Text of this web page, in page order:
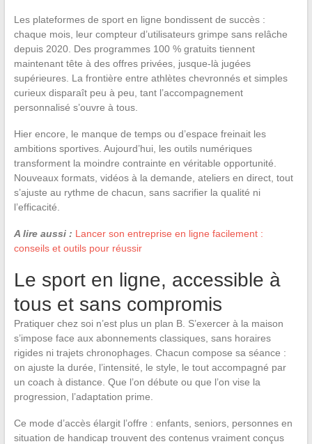
Les plateformes de sport en ligne bondissent de succès :
chaque mois, leur compteur d’utilisateurs grimpe sans relâche
depuis 2020. Des programmes 100 % gratuits tiennent
maintenant tête à des offres privées, jusque-là jugées
supérieures. La frontière entre athlètes chevronnés et simples
curieux disparaît peu à peu, tant l’accompagnement
personnalisé s’ouvre à tous.
Hier encore, le manque de temps ou d’espace freinait les
ambitions sportives. Aujourd’hui, les outils numériques
transforment la moindre contrainte en véritable opportunité.
Nouveaux formats, vidéos à la demande, ateliers en direct, tout
s’ajuste au rythme de chacun, sans sacrifier la qualité ni
l’efficacité.
A lire aussi : Lancer son entreprise en ligne facilement :
conseils et outils pour réussir
Le sport en ligne, accessible à
tous et sans compromis
Pratiquer chez soi n’est plus un plan B. S’exercer à la maison
s’impose face aux abonnements classiques, sans horaires
rigides ni trajets chronophages. Chacun compose sa séance :
on ajuste la durée, l’intensité, le style, le tout accompagné par
un coach à distance. Que l’on débute ou que l’on vise la
progression, l’adaptation prime.
Ce mode d’accès élargit l’offre : enfants, seniors, personnes en
situation de handicap trouvent des contenus vraiment conçus